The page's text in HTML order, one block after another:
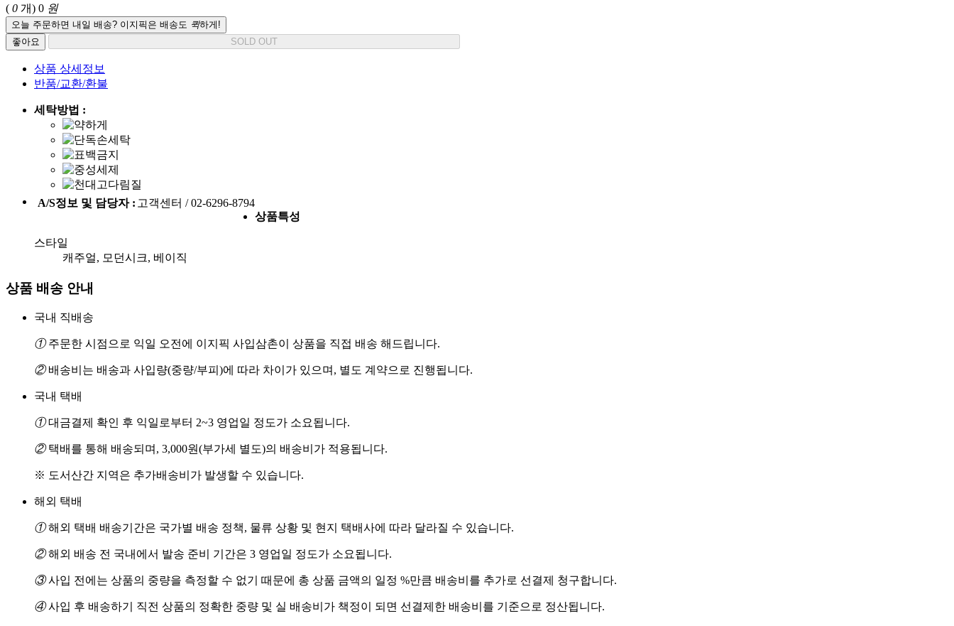
( 0 개) 0 원
오늘 주문하면 내일 배송? 이지픽은 배송도 퀵하게!
좋아요
SOLD OUT
상품 상세정보
반품/교환/환불
세탁방법 :
A/S정보 및 담당자 : 고객센터 / 02-6296-8794
상품특성
스타일
캐주얼, 모던시크, 베이직
상품 배송 안내
국내 직배송
①주문한 시점으로 익일 오전에 이지픽 사입삼촌이 상품을 직접 배송 해드립니다.
②배송비는 배송과 사입량(중량/부피)에 따라 차이가 있으며, 별도 계약으로 진행됩니다.
국내 택배
①대금결제 확인 후 익일로부터 2~3 영업일 정도가 소요됩니다.
②택배를 통해 배송되며, 3,000원(부가세 별도)의 배송비가 적용됩니다.
※ 도서산간 지역은 추가배송비가 발생할 수 있습니다.
해외 택배
①해외 택배 배송기간은 국가별 배송 정책, 물류 상황 및 현지 택배사에 따라 달라질 수 있습니다.
②해외 배송 전 국내에서 발송 준비 기간은 3 영업일 정도가 소요됩니다.
③사입 전에는 상품의 중량을 측정할 수 없기 때문에 총 상품 금액의 일정 %만큼 배송비를 추가로 선결제 청구합니다.
④사입 후 배송하기 직전 상품의 정확한 중량 및 실 배송비가 책정이 되면 선결제한 배송비를 기준으로 정산됩니다.